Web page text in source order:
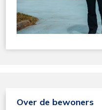
Over de bewoners